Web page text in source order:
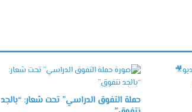
حملة التفوق الدراسي” تحت شعار: “بالجد